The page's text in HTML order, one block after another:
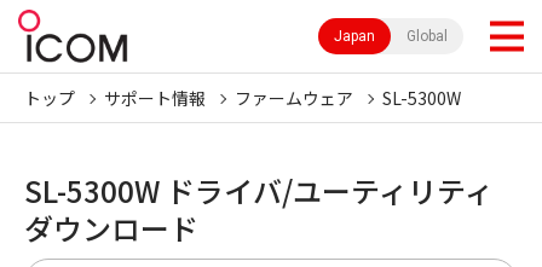
Japan Global
トップ サポート情報 ファームウェア SL-5300W
SL-5300W ドライバ/ユーティリティ
ダウンロード